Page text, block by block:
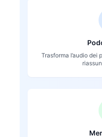
Trasforma l’audio